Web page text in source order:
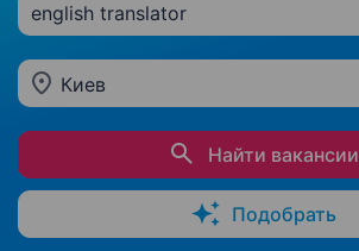
english translator
Киев
Найти вакансии
Подобрать